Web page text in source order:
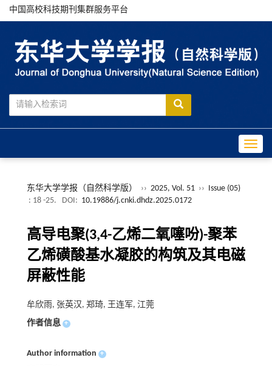
中国高校科技期刊集群服务平台
东华大学学报（自然科学版） ›› 2025, Vol. 51 ›› Issue (05)
: 18 -25.
DOI: 10.19886/j.cnki.dhdz.2025.0172
高导电聚(3,4-乙烯二氧噻吩)-聚苯
乙烯磺酸基水凝胶的构筑及其电磁
屏蔽性能
牟欣雨, 张英汉, 郑琦, 王连军, 江莞
作者信息 +
Author information +